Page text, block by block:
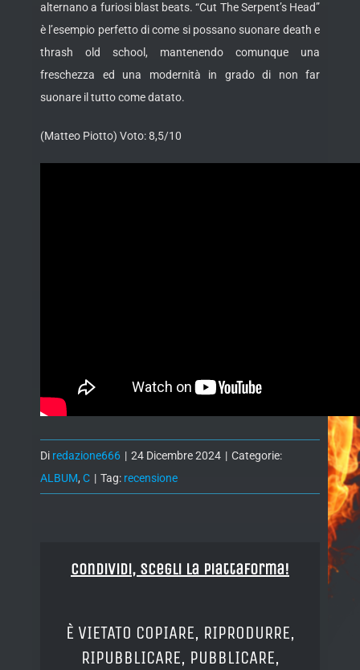
alternano a furiosi blast beats. “Cut The Serpent’s Head”
è l’esempio perfetto di come si possano suonare death e
thrash old school, mantenendo comunque una
freschezza ed una modernità in grado di non far
suonare il tutto come datato.
(Matteo Piotto) Voto: 8,5/10
Di redazione666 | 24 Dicembre 2024 | Categorie:
ALBUM, C | Tag: recensione
Condividi, Scegli la piattaforma!
È VIETATO COPIARE, RIPRODURRE,
RIPUBBLICARE, PUBBLICARE,